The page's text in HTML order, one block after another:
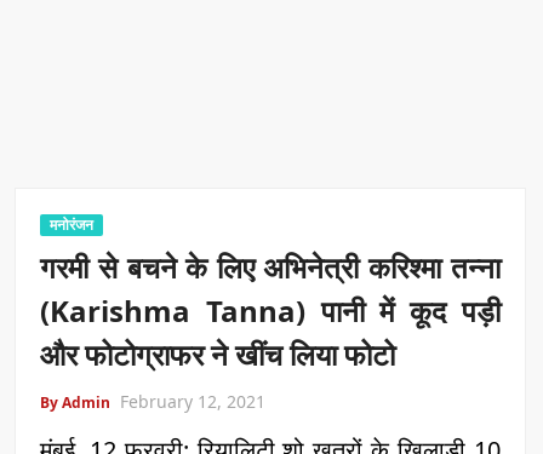
मनोरंजन
गरमी से बचने के लिए अभिनेत्री करिश्मा तन्ना
(Karishma Tanna) पानी में कूद पड़ी
और फोटोग्राफर ने खींच लिया फोटो
By Admin February 12, 2021